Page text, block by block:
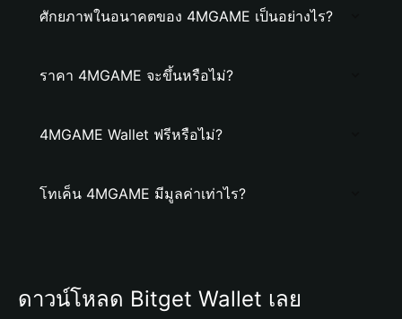
ศักยภาพในอนาคตของ 4MGAME เป็นอย่างไร?
ราคา 4MGAME จะขึ้นหรือไม่?
4MGAME Wallet ฟรีหรือไม่?
โทเค็น 4MGAME มีมูลค่าเท่าไร?
ดาวน์โหลด Bitget Wallet เลย